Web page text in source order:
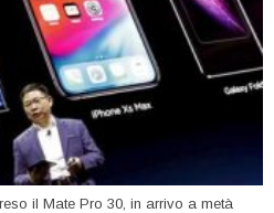
il Mate Pro 30, in arrivo a metà